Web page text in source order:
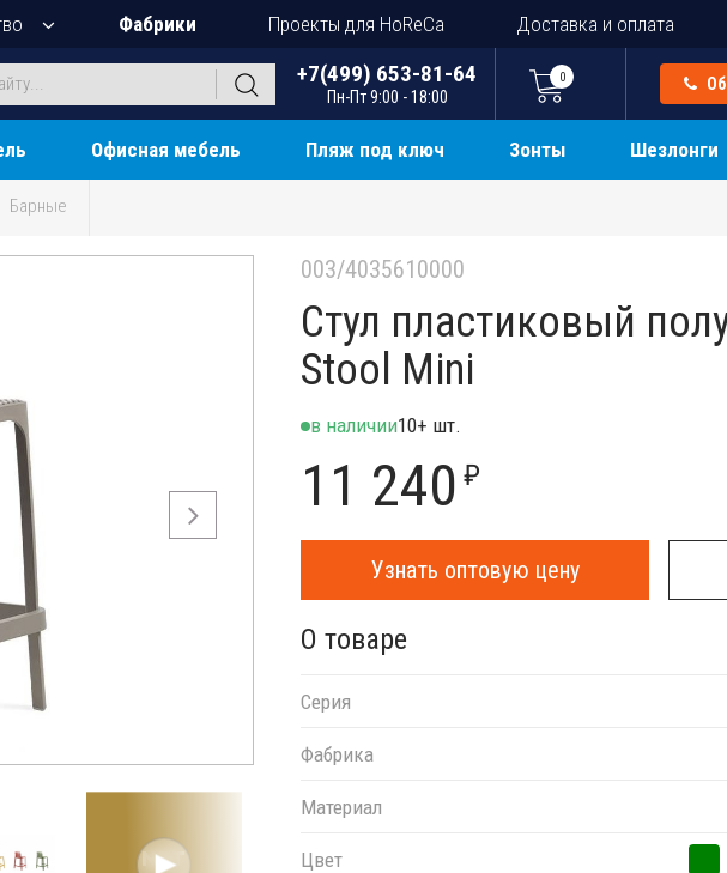
Фабрики Проекты для HoReCa Доставка и оплата
+7(499) 653-81-64
Пн-Пт 9:00 - 18:00
0
Офисная мебель Пляж под ключ Зонты Шезлонги
Барные
003/4035610000
Стул пластиковый
Stool Mini
в наличии10+ шт.
11 240 ₽
Узнать оптовую цену
О товаре
Серия
Фабрика
Материал
Цвет